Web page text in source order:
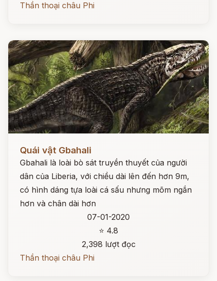
Thần thoại châu Phi
Quái vật Gbahali
Gbahali là loài bò sát truyền thuyết của người
dân của Liberia, với chiều dài lên đến hơn 9m,
có hình dáng tựa loài cá sấu nhưng mõm ngắn
hơn và chân dài hơn
07-01-2020
⭐ 4.8
2,398 lượt đọc
Thần thoại châu Phi